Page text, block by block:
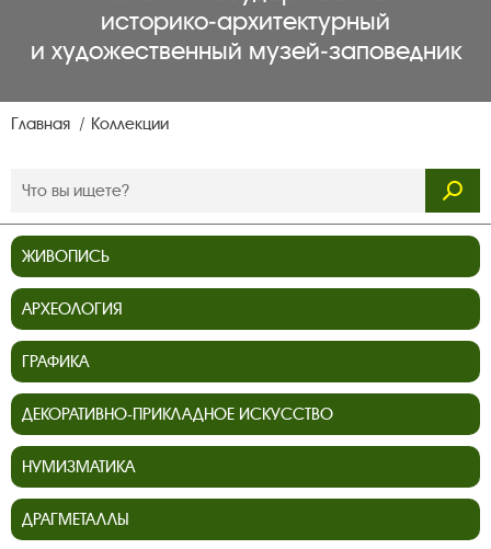
историко‑архитектурный
и художественный музей‑заповедник
Главная Коллекции
ЖИВОПИСЬ
АРХЕОЛОГИЯ
ГРАФИКА
ДЕКОРАТИВНО-ПРИКЛАДНОЕ ИСКУССТВО
НУМИЗМАТИКА
ДРАГМЕТАЛЛЫ